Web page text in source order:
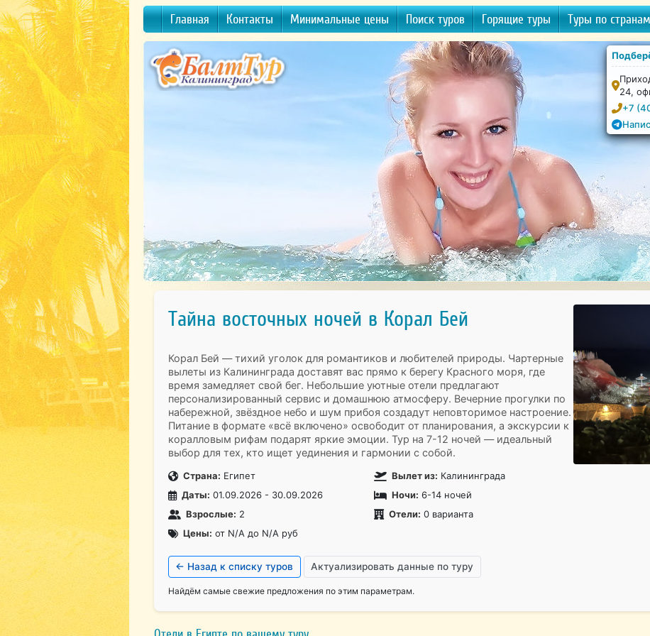
24,
+7
Главная Контакты Минимальные цены Поиск туров Горящие туры Туры по странам
Тайна восточных ночей в Корал Бей
Корал Бей — тихий уголок для романтиков и любителей природы. Чартерные
вылеты из Калининграда доставят вас прямо к берегу Красного моря, где
время замедляет свой бег. Небольшие уютные отели предлагают
персонализированный сервис и домашнюю атмосферу. Вечерние прогулки по
набережной, звёздное небо и шум прибоя создадут неповторимое настроение.
Питание в формате «всё включено» освободит от планирования, а экскурсии к
коралловым рифам подарят яркие эмоции. Тур на 7-12 ночей — идеальный
выбор для тех, кто ищет уединения и гармонии с собой.
Страна: Египет Вылет из: Калининграда
Даты: 01.09.2026 - 30.09.2026 Ночи: 6-14 ночей
Взрослые: 2 Отели: 0 варианта
Цены: от N/A до N/A руб
← Назад к списку туров Актуализировать данные по туру
Найдём самые свежие предложения по этим параметрам.